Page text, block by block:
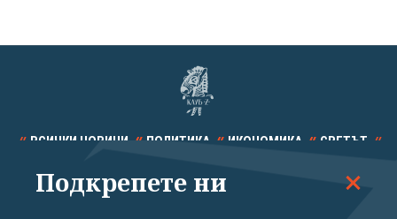
ВСИЧКИ НОВИНИ ПОЛИТИКА ИКОНОМИКА СВЕТЪТ
СПОРТ КУЛТУРА ТЕХНОЛОГИИ КАЛЕЙДОСКОП
Подкрепете ни